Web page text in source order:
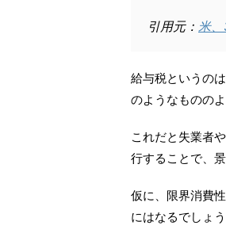
引用元： 米
給与税というの
のようなもののよ
これだと失業者
行することで、
仮に、限界消費
にはなるでしょう